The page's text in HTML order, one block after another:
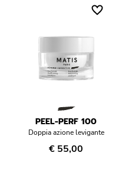
PEEL-PERF 100
Doppia azione levigante
€ 55,00